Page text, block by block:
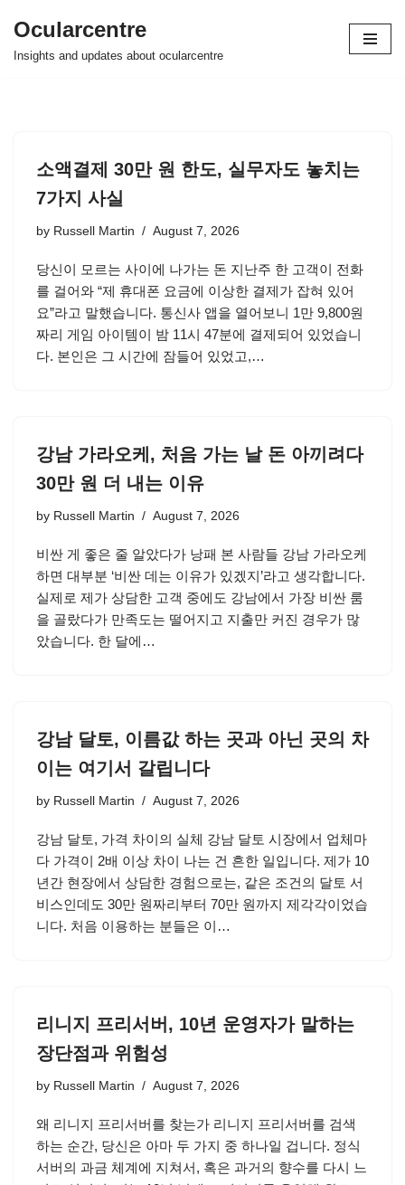
Skip
Ocularcentre
Insights and updates about ocularcentre
소액결제 30만 원 한도, 실무자도 놓치는
7가지 사실
by Russell Martin August 7, 2026
당신이 모르는 사이에 나가는 돈 지난주 한 고객이 전화
를 걸어와 “제 휴대폰 요금에 이상한 결제가 잡혀 있어
요”라고 말했습니다. 통신사 앱을 열어보니 1만 9,800원
짜리 게임 아이템이 밤 11시 47분에 결제되어 있었습니
다. 본인은 그 시간에 잠들어 있었고,…
강남 가라오케, 처음 가는 날 돈 아끼려다
30만 원 더 내는 이유
by Russell Martin August 7, 2026
비싼 게 좋은 줄 알았다가 낭패 본 사람들 강남 가라오케
하면 대부분 ‘비싼 데는 이유가 있겠지’라고 생각합니다.
실제로 제가 상담한 고객 중에도 강남에서 가장 비싼 룸
을 골랐다가 만족도는 떨어지고 지출만 커진 경우가 많
았습니다. 한 달에…
강남 달토, 이름값 하는 곳과 아닌 곳의 차
이는 여기서 갈립니다
by Russell Martin August 7, 2026
강남 달토, 가격 차이의 실체 강남 달토 시장에서 업체마
다 가격이 2배 이상 차이 나는 건 흔한 일입니다. 제가 10
년간 현장에서 상담한 경험으로는, 같은 조건의 달토 서
비스인데도 30만 원짜리부터 70만 원까지 제각각이었습
니다. 처음 이용하는 분들은 이…
리니지 프리서버, 10년 운영자가 말하는
장단점과 위험성
by Russell Martin August 7, 2026
왜 리니지 프리서버를 찾는가 리니지 프리서버를 검색
하는 순간, 당신은 아마 두 가지 중 하나일 겁니다. 정식
서버의 과금 체계에 지쳐서, 혹은 과거의 향수를 다시 느